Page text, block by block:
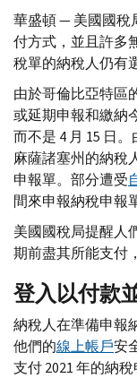
華盛頓 — 美國國稅
付方式，並且許多
稅單的納稅人仍有
由於哥倫比亞特區
或延期申報和繳納
而不是 4 月 15 日
麻薩諸塞州的納稅
申報單。部分遭受
間來申報納稅申報
美國國稅局提醒人
期前盡其所能支付
登入以付款
納稅人在準備申報
他們的線上帳戶安
支付 2021 年的納